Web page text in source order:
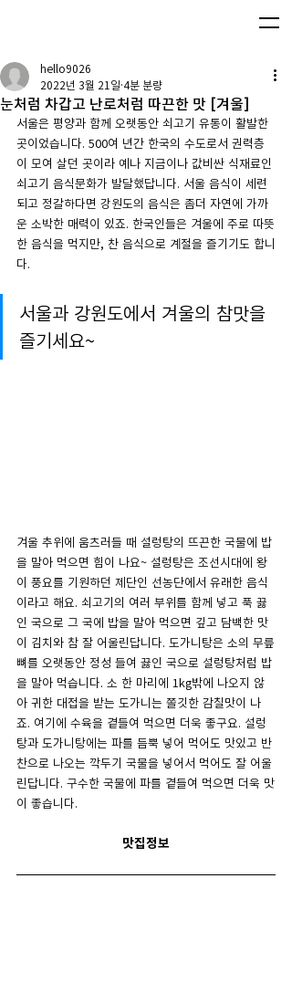
눈처럼 차갑고 난로처럼 따끈한 맛 [겨울]
hello9026
2022년 3월 21일 4분 분량
서울은 평양과 함께 오랫동안 쇠고기 유통이 활발한
곳이었습니다. 500여 년간 한국의 수도로서 권력층
이 모여 살던 곳이라 예나 지금이나 값비싼 식재료인
쇠고기 음식문화가 발달했답니다. 서울 음식이 세련
되고 정갈하다면 강원도의 음식은 좀더 자연에 가까
운 소박한 매력이 있죠. 한국인들은 겨울에 주로 따뜻
한 음식을 먹지만, 찬 음식으로 계절을 즐기기도 합니
다.
서울과 강원도에서 겨울의 참맛을
즐기세요~
겨울 추위에 움츠러들 때 설렁탕의 뜨끈한 국물에 밥
을 말아 먹으면 힘이 나요~ 설렁탕은 조선시대에 왕
이 풍요를 기원하던 제단인 선농단에서 유래한 음식
이라고 해요. 쇠고기의 여러 부위를 함께 넣고 푹 끓
인 국으로 그 국에 밥을 말아 먹으면 깊고 담백한 맛
이 김치와 참 잘 어울린답니다. 도가니탕은 소의 무릎
뼈를 오랫동안 정성 들여 끓인 국으로 설렁탕처럼 밥
을 말아 먹습니다. 소 한 마리에 1kg밖에 나오지 않
아 귀한 대접을 받는 도가니는 쫄깃한 감칠맛이 나
죠. 여기에 수육을 곁들여 먹으면 더욱 좋구요. 설렁
탕과 도가니탕에는 파를 듬뿍 넣어 먹어도 맛있고 반
찬으로 나오는 깍두기 국물을 넣어서 먹어도 잘 어울
린답니다. 구수한 국물에 파를 곁들여 먹으면 더욱 맛
이 좋습니다.
맛집정보